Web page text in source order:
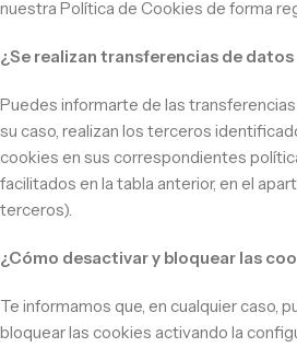
nuestra Política de Cookies de forma
¿Se realizan transferencias de
Puedes informarte de las
su caso, realizan los terceros
cookies en sus correspondientes
facilitados en la tabla anterior, en el
terceros).
¿Cómo desactivar y bloquear las
Te informamos que, en cualquier caso,
bloquear las cookies activando la